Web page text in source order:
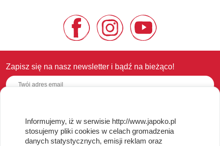
Zapisz się na nasz newsletter i bądź na bieżąco!
OBSŁUGA KLIENTA
Regulamin i Polityka Cookies
Informujemy, iż w serwisie http://www.japoko.pl
stosujemy pliki cookies w celach gromadzenia
danych statystycznych, emisji reklam oraz